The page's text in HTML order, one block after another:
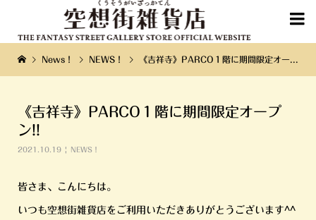

News！ NEWS！ 《吉祥寺》PARCO１階に期間限定オープン!!
《吉祥寺》PARCO１階に期間限定オープ
ン!!
2021.10.19 NEWS！
皆さま、こんにちは。
いつも空想街雑貨店をご利用いただきありがとうございます^^